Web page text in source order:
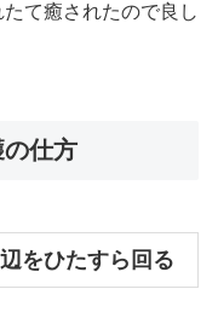
て癒されたので良し
仕方
をひたすら回る